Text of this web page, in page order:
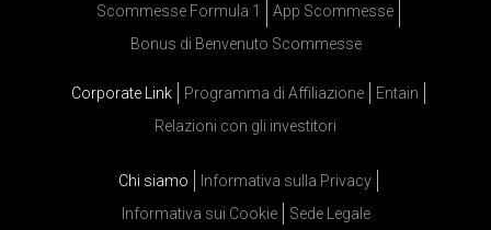
Scommesse Formula 1
App Scommesse
Bonus di Benvenuto Scommesse
Corporate Link Programma di Affiliazione
Entain
Relazioni con gli investitori
Chi siamo
Informativa sulla Privacy
Informativa sui Cookie
Sede Legale